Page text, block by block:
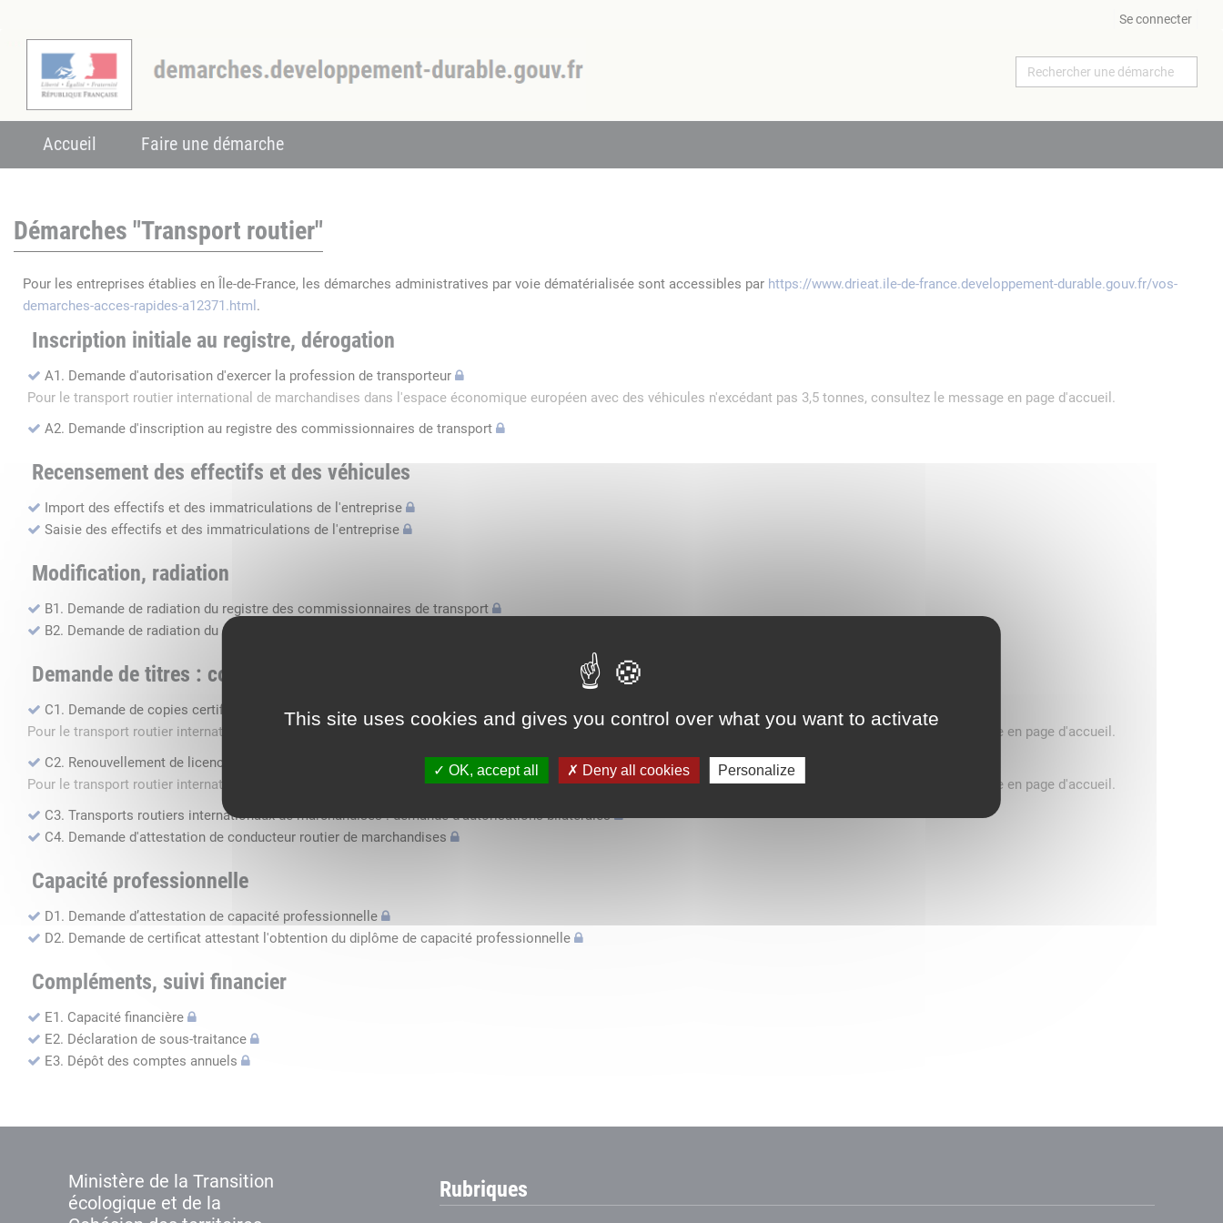
This site uses cookies and gives you control over what you want to activate
OK, accept all Deny all cookies Personalize
Se connecter
Accueil Faire une démarche
Démarches "Transport routier"
Pour les entreprises établies en Île-de-France, les démarches administratives par voie dématérialisée sont accessibles par https://www.drieat.ile-de-france.developpement-durable.gouv.fr/vos-
demarches-acces-rapides-a12371.html .
Inscription initiale au registre, dérogation
A1. Demande d'autorisation d'exercer la profession de transporteur
Pour le transport routier international de marchandises dans l'espace économique européen avec des véhicules n'excédant pas 3,5 tonnes, consultez le message en page d'accueil.
A2. Demande d'inscription au registre des commissionnaires de transport
Recensement des effectifs et des véhicules
Import des effectifs et des immatriculations de l'entreprise
Saisie des effectifs et des immatriculations de l'entreprise
Modification, radiation
B1. Demande de radiation du registre des commissionnaires de transport
B2. Demande de radiation du registre des transports routiers
Demande de titres : copie, renouvellement, bilatérale, attestation conducteurs...
C1. Demande de copies certifiées conformes
Pour le transport routier international de marchandises dans l'espace économique européen avec des véhicules n'excédant pas 3,5 tonnes, consultez le message en page d'accueil.
C2. Renouvellement de licence transport routier
Pour le transport routier international de marchandises dans l'espace économique européen avec des véhicules n'excédant pas 3,5 tonnes, consultez le message en page d'accueil.
C3. Transports routiers internationaux de marchandises : demande d’autorisations bilatérales
C4. Demande d'attestation de conducteur routier de marchandises
Capacité professionnelle
D1. Demande d’attestation de capacité professionnelle
D2. Demande de certificat attestant l'obtention du diplôme de capacité professionnelle
Compléments, suivi financier
E1. Capacité financière
E2. Déclaration de sous-traitance
E3. Dépôt des comptes annuels
Ministère de la Transition
écologique et de la
Rubriques